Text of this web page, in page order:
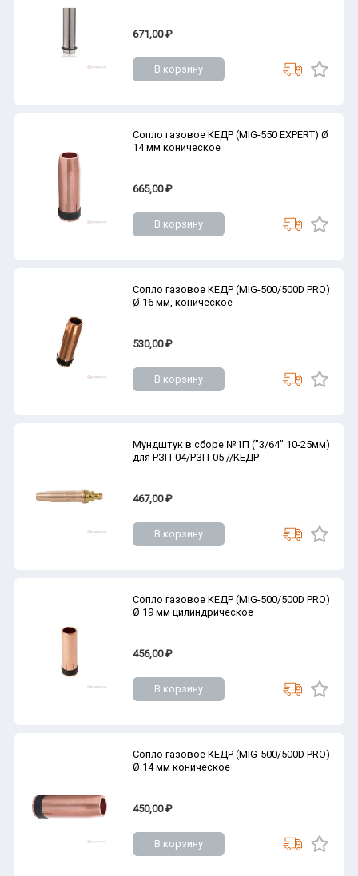
671,00 ₽
В корзину
Сопло газовое КЕДР (MIG-550 EXPERT) Ø
14 мм коническое
665,00 ₽
В корзину
Сопло газовое КЕДР (MIG-500/500D PRO)
Ø 16 мм, коническое
530,00 ₽
В корзину
Мундштук в сборе №1П ("3/64" 10-25мм)
для РЗП-04/РЗП-05 //КЕДР
467,00 ₽
В корзину
Сопло газовое КЕДР (MIG-500/500D PRO)
Ø 19 мм цилиндрическое
456,00 ₽
В корзину
Сопло газовое КЕДР (MIG-500/500D PRO)
Ø 14 мм коническое
450,00 ₽
В корзину